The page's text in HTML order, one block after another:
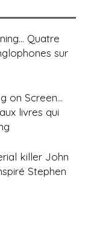
Quatre
sur
on Screen…
livres qui
killer John
Stephen